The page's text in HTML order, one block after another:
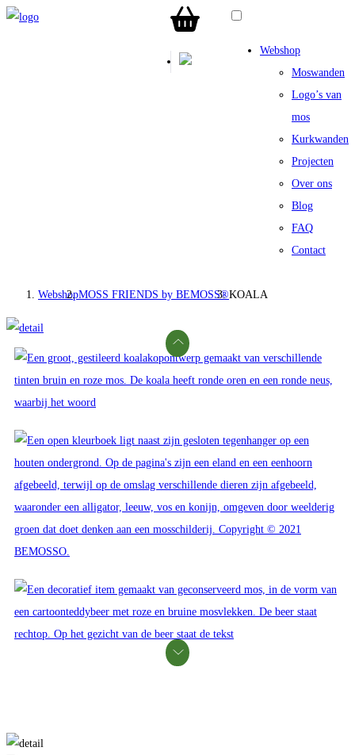
Webshop
Moswanden
Logo’s van
mos
Kurkwanden
Projecten
Over ons
Blog
FAQ
Contact
WebshopMOSS FRIENDS by BEMOSS®KOALA